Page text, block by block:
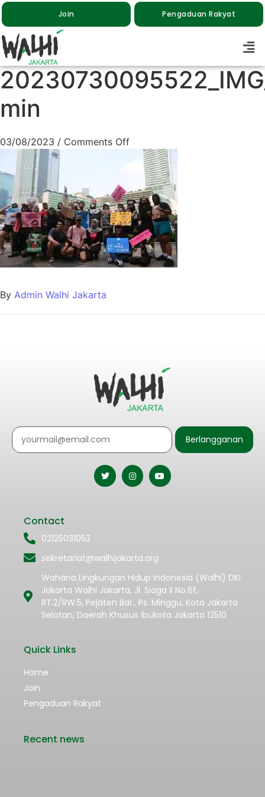
Join Pengaduan Rakyat
min
03/08/2023 / Comments Off
By Admin Walhi Jakarta
Berlangganan
Contact
02125031053
sekretariat@walhijakarta.org
Wahana Lingkungan Hidup Indonesia (Walhi) DKI
Jakarta Walhi Jakarta, Jl. Siaga II No.6f,
RT.2/RW.5, Pejaten Bar., Ps. Minggu, Kota Jakarta
Selatan, Daerah Khusus Ibukota Jakarta 12510
Quick Links
Home
Join
Pengaduan Rakyat
Recent news